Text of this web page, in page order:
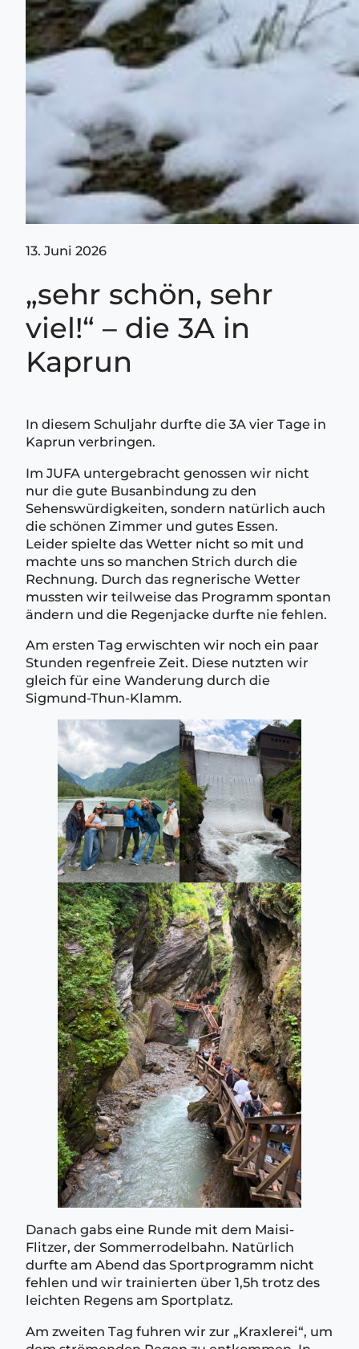
13. Juni 2026
„sehr schön, sehr
viel!“ – die 3A in
Kaprun
In diesem Schuljahr durfte die 3A vier Tage in
Kaprun verbringen.
Im JUFA untergebracht genossen wir nicht
nur die gute Busanbindung zu den
Sehenswürdigkeiten, sondern natürlich auch
die schönen Zimmer und gutes Essen.
Leider spielte das Wetter nicht so mit und
machte uns so manchen Strich durch die
Rechnung. Durch das regnerische Wetter
mussten wir teilweise das Programm spontan
ändern und die Regenjacke durfte nie fehlen.
Am ersten Tag erwischten wir noch ein paar
Stunden regenfreie Zeit. Diese nutzten wir
gleich für eine Wanderung durch die
Sigmund-Thun-Klamm.
Danach gabs eine Runde mit dem Maisi-
Flitzer, der Sommerrodelbahn. Natürlich
durfte am Abend das Sportprogramm nicht
fehlen und wir trainierten über 1,5h trotz des
leichten Regens am Sportplatz.
Am zweiten Tag fuhren wir zur „Kraxlerei“, um